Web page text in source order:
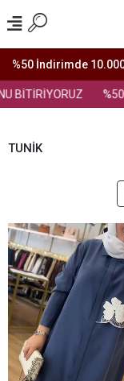
%50 İndirimde
BİTİRİYORUZ %50
TUNİK